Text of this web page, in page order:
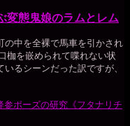
変態鬼娘のラムとレム
の中を全裸で馬車を引かされ
枷を嵌められて喋れない状
るシーンだった訳ですが、
参ポーズの研究《フタナリチ